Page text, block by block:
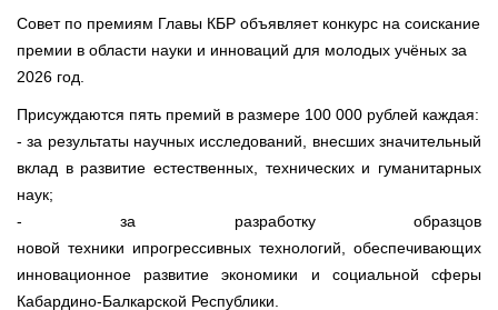
Совет по премиям Главы КБР объявляет конкурс на соискание
премии в области науки и инноваций для молодых учёных за
2026 год.
Присуждаются пять премий в размере 100 000 рублей каждая:
- за результаты научных исследований, внесших значительный
вклад в развитие естественных, технических и гуманитарных
наук;
- за разработку образцов
новой техники ипрогрессивных технологий, обеспечивающих
инновационное развитие экономики и социальной сферы
Кабардино-Балкарской Республики.